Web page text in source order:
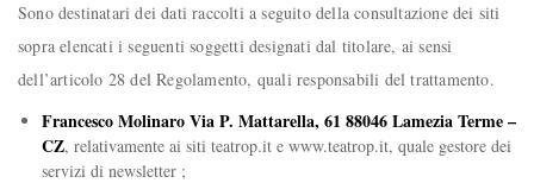
Sono destinatari dei dati raccolti a seguito della consultazione dei siti
sopra elencati i seguenti soggetti designati dal titolare, ai sensi
dell’articolo 28 del Regolamento, quali responsabili del trattamento.
Francesco Molinaro Via P. Mattarella, 61 88046 Lamezia Terme –
CZ, relativamente ai siti teatrop.it e www.teatrop.it, quale gestore dei
servizi di newsletter ;